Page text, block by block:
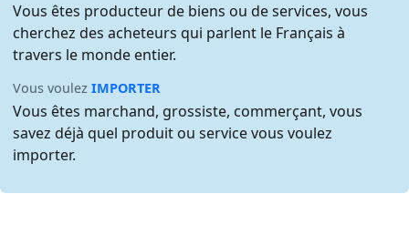
Vous êtes producteur de biens ou de services, vous
cherchez des acheteurs qui parlent le Français à
travers le monde entier.
Vous voulezIMPORTER
Vous êtes marchand, grossiste, commerçant, vous
savez déjà quel produit ou service vous voulez
importer.